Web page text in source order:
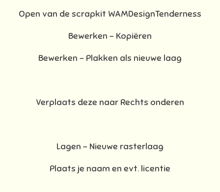
Open van de scrapkit WAMDesignTenderness
Bewerken – Kopiëren
Bewerken - Plakken als nieuwe laag
Verplaats deze naar Rechts onderen
Lagen – Nieuwe rasterlaag
Plaats je naam en evt. licentie